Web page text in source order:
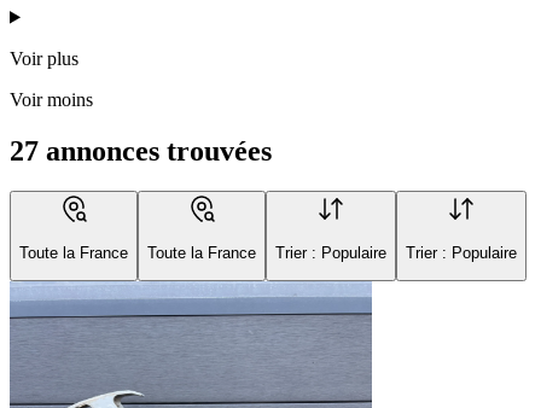
Voir plus
Voir moins
27 annonces trouvées
Toute la France Toute la France Trier : Populaire Trier : Populaire